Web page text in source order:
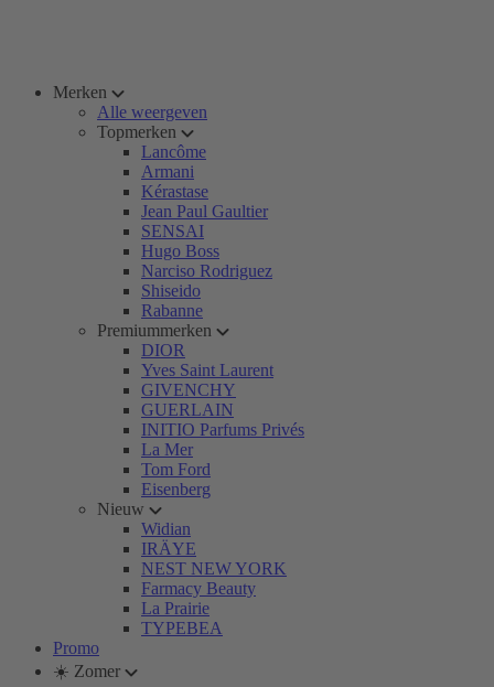
Merken
Alle weergeven
Topmerken
Lancôme
Armani
Kérastase
Jean Paul Gaultier
SENSAI
Hugo Boss
Narciso Rodriguez
Shiseido
Rabanne
Premiummerken
DIOR
Yves Saint Laurent
GIVENCHY
GUERLAIN
INITIO Parfums Privés
La Mer
Tom Ford
Eisenberg
Nieuw
Widian
IRÄYE
NEST NEW YORK
Farmacy Beauty
La Prairie
TYPEBEA
Promo
☀️ Zomer